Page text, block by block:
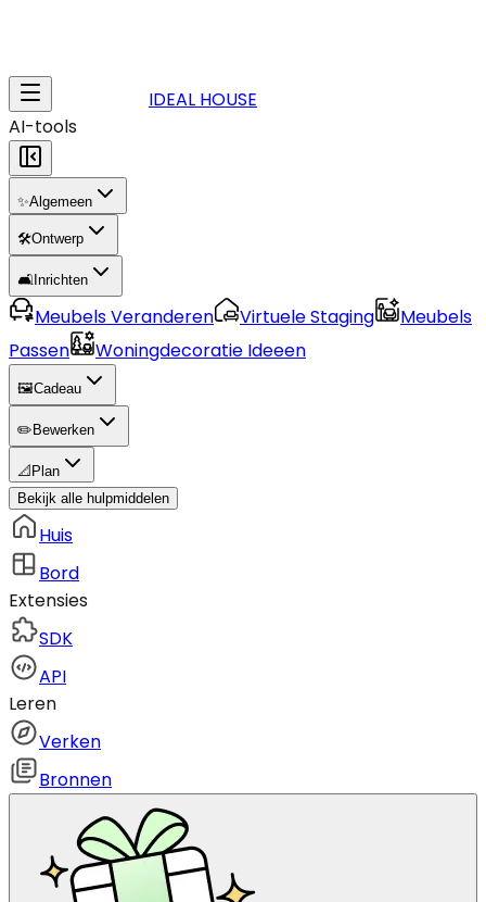
IDEAL HOUSE
AI-tools
✨Algemeen
🛠️Ontwerp
🛋️ Inrichten
Meubels Veranderen Virtuele Staging
Meubels
Passen
Woningdecoratie Ideeen
🖼️Cadeau
✏️ Bewerken
📐 Plan
Bekijk alle hulpmiddelen
Huis
Bord
Extensies
SDK
API
Leren
Verken
Bronnen